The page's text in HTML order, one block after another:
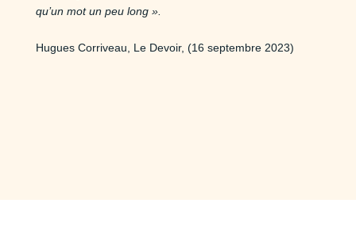
qu’un mot un peu long ».
Hugues Corriveau, Le Devoir, (16 septembre 2023)